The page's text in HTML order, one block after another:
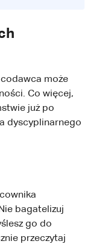
może
Co więcej,
już po
dyscyplinarnego
bagatelizuj
go do
przeczytaj